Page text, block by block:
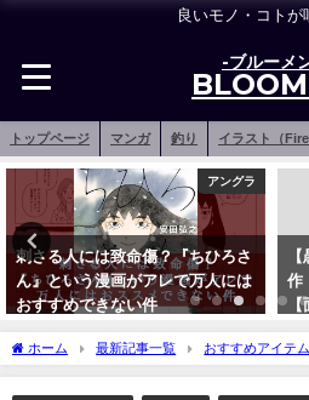
良いモノ・コトが
-ブルーメ
トップページ マンガ 釣り イラスト（
アングラ
刺さる人には致命傷？『ちひろさ
ん』という漫画がアレで万人には
おすすめできない件
作
ホーム 最新記事一覧 おすすめアイテム
モジョイントの実釣インプレ評価